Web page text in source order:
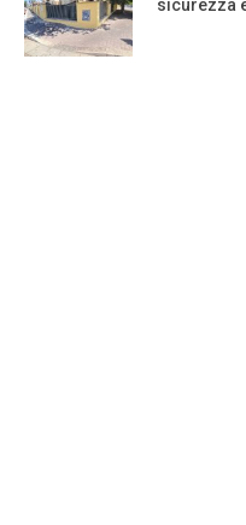
sicurezza